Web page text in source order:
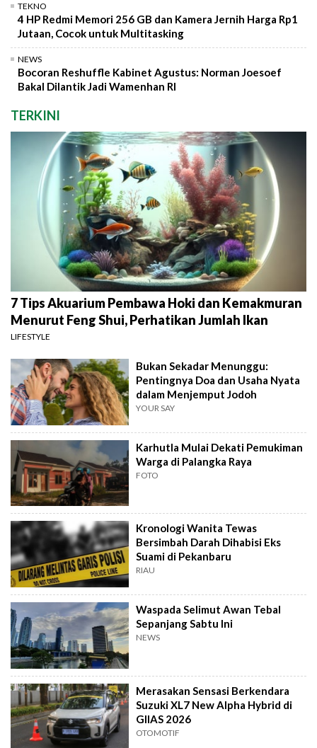
TEKNO
4 HP Redmi Memori 256 GB dan Kamera Jernih Harga Rp1
Jutaan, Cocok untuk Multitasking
NEWS
Bocoran Reshuffle Kabinet Agustus: Norman Joesoef
Bakal Dilantik Jadi Wamenhan RI
TERKINI
7 Tips Akuarium Pembawa Hoki dan Kemakmuran
Menurut Feng Shui, Perhatikan Jumlah Ikan
LIFESTYLE
Bukan Sekadar Menunggu:
Pentingnya Doa dan Usaha Nyata
dalam Menjemput Jodoh
YOUR SAY
Karhutla Mulai Dekati Pemukiman
Warga di Palangka Raya
FOTO
Kronologi Wanita Tewas
Bersimbah Darah Dihabisi Eks
Suami di Pekanbaru
RIAU
Waspada Selimut Awan Tebal
Sepanjang Sabtu Ini
NEWS
Merasakan Sensasi Berkendara
Suzuki XL7 New Alpha Hybrid di
GIIAS 2026
OTOMOTIF